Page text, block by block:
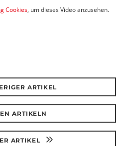
Cookies, um dieses Video anzusehen.
ARTIKEL
ARTIKELN
ARTIKEL